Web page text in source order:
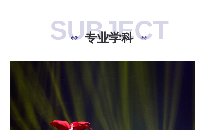
SUBJECT
专业学科